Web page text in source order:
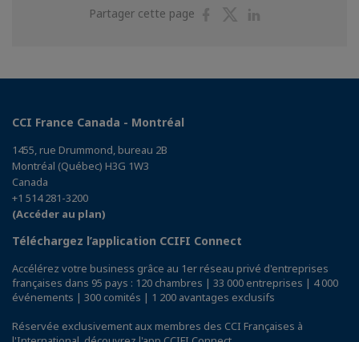
Partager cette page
PartagerPartager
CCI France Canada - Montréal
1455, rue Drummond, bureau 2B
Montréal (Québec) H3G 1W3
Canada
+1 514 281-3200
(Accéder au plan)
Téléchargez l’application CCIFI Connect
Accélérez votre business grâce au 1er réseau privé d'entreprises
françaises dans 95 pays : 120 chambres | 33 000 entreprises | 4 000
événements | 300 comités | 1 200 avantages exclusifs
Réservée exclusivement aux membres des CCI Françaises à